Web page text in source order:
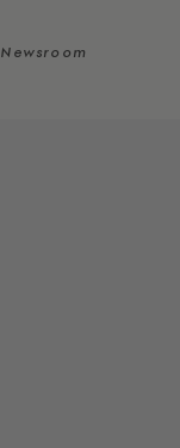
Newsroom